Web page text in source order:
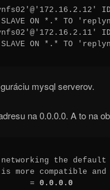
SLAVE ON *.* TO
SLAVE ON *.* TO
mysql serverov.
na 0.0.0.0. A to na
the
more compatible
= 0.0.0.0